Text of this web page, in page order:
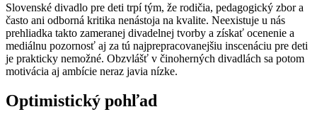
Slovenské divadlo pre deti trpí tým, že rodičia, pedagogický zbor a
často ani odborná kritika nenástoja na kvalite. Neexistuje u nás
prehliadka takto zameranej divadelnej tvorby a získať ocenenie a
mediálnu pozornosť aj za tú najprepracovanejšiu inscenáciu pre deti
je prakticky nemožné. Obzvlášť v činoherných divadlách sa potom
motivácia aj ambície neraz javia nízke.
Optimistický pohľad